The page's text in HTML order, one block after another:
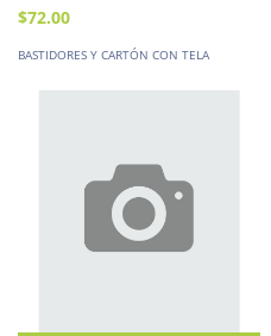
$72.00
BASTIDORES Y CARTÓN CON TELA